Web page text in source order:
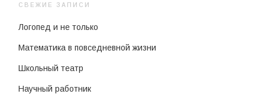
СВЕЖИЕ ЗАПИСИ
Логопед и не только
Математика в повседневной жизни
Школьный театр
Научный работник